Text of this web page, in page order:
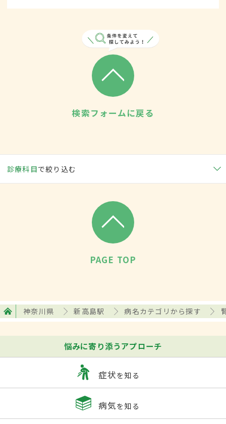
検索フォームに戻る
診療科目で絞り込む
PAGE TOP
神奈川県 新高島駅 病名カテゴリから探す
悩みに寄り添うアプローチ
症状を知る
病気を知る